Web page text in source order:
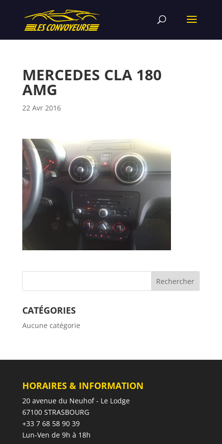
MERCEDES CLA 180
AMG
22 Avr 2016
CATÉGORIES
Aucune catégorie
HORAIRES & INFORMATION
20 avenue du Neuhof - Le Lodge
67100 STRASBOURG
+33 7 68 58 90 39
Lun-Ven de 9h à 18h